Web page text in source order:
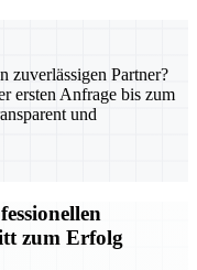
zuverlässigen Partner?
ersten Anfrage bis zum
und
zum Erfolg